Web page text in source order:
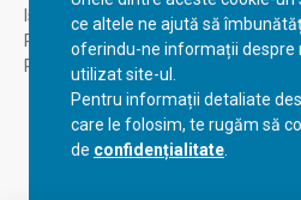
ce altele ne ajută să
oferindu-ne informații despre
utilizat site-ul.
Pentru informații detaliate
care le folosim, te rugăm să
de confidențialitate
Istoric comenzi
Recuperare parola
Returnare produs